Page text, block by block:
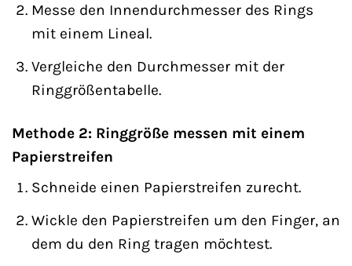
Messe den Innendurchmesser des Rings
mit einem Lineal.
Vergleiche den Durchmesser mit der
Ringgrößentabelle.
Methode 2: Ringgröße messen mit einem
Papierstreifen
Schneide einen Papierstreifen zurecht.
Wickle den Papierstreifen um den Finger, an
dem du den Ring tragen möchtest.